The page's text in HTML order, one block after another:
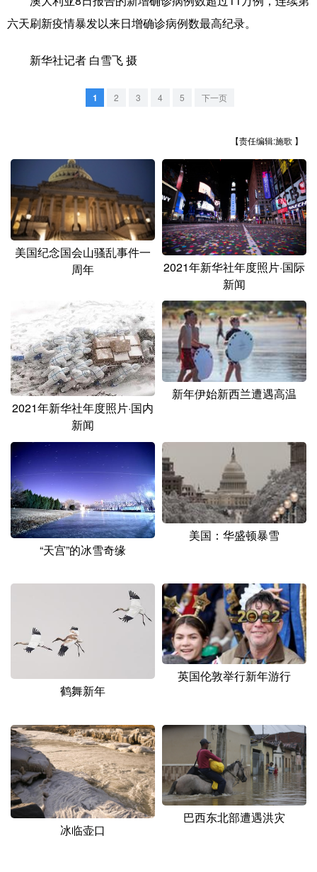
彩票 娱乐 时尚 悦读
文化产业
辽宁 上海 江苏
浙江 安徽 福建 江西
山东 河南 湖北 湖南
海南 重庆
贵州 云南 西藏
陕西 甘肃 青海
新疆 内蒙古 黑龙江
多语种频道
English Español Français عربى
Русский язык 日本語 한국어
Deutsch Português
六天刷新疫情暴发以来日增确诊病例数最高纪录。
新华社记者 白雪飞 摄
1 2 3 4 5 下一页
【责任编辑:施歌 】
美国纪念国会山骚乱事件一
周年
2021年新华社年度照片·国际
新闻
2021年新华社年度照片·国内
新闻
新年伊始新西兰遭遇高温
“天宫”的冰雪奇缘
美国：华盛顿暴雪
鹤舞新年
英国伦敦举行新年游行
冰临壶口
巴西东北部遭遇洪灾